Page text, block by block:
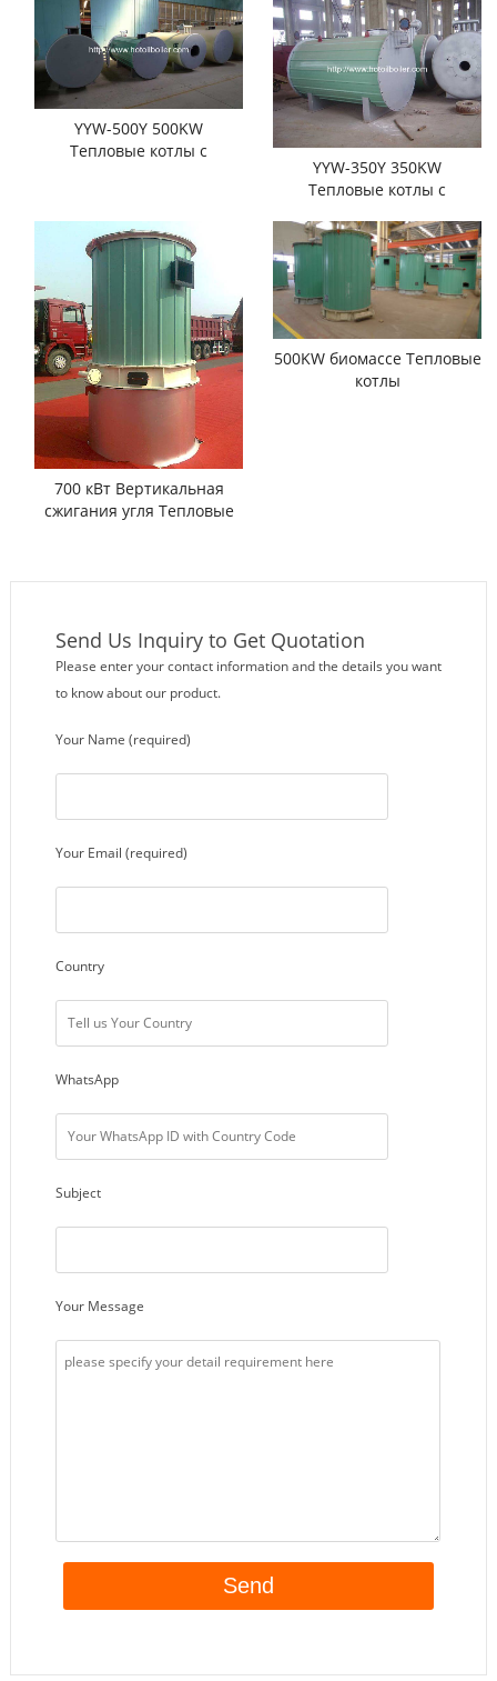
YYW-500Y 500KW
Тепловые котлы с
YYW-350Y 350KW
Тепловые котлы с
700 кВт Вертикальная
сжигания угля Тепловые
500KW биомассе Тепловые
котлы
Send Us Inquiry to Get Quotation
Please enter your contact information and the details you want
to know about our product.
Your Name (required)
Your Email (required)
Country
WhatsApp
Subject
Your Message